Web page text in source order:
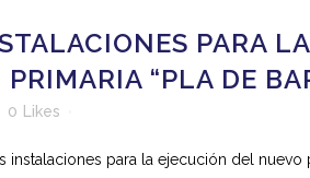
PARA
“PLA DE
0 Likes
para la ejecución del